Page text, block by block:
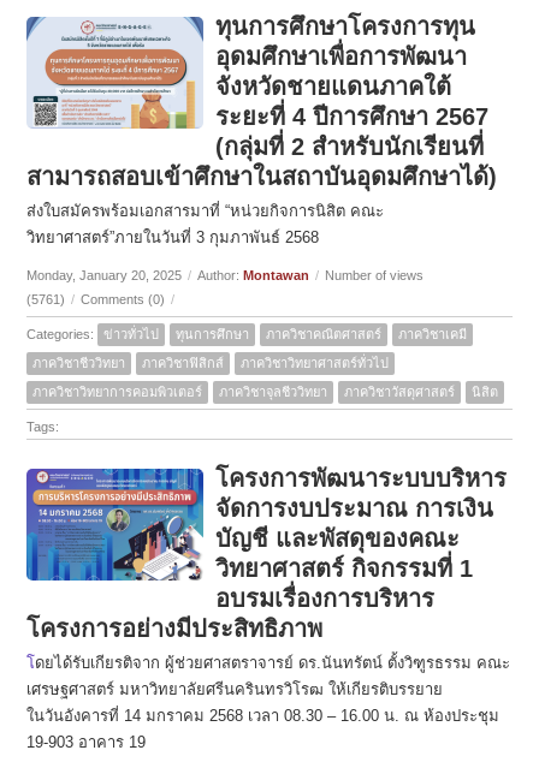
ทุนการศึกษาโครงการทุน
อุดมศึกษาเพื่อการพัฒนา
จังหวัดชายแดนภาคใต้
ระยะที่ 4 ปีการศึกษา 2567
(กลุ่มที่ 2 สำหรับนักเรียนที่
สามารถสอบเข้าศึกษาในสถาบันอุดมศึกษาได้)
ส่งใบสมัครพร้อมเอกสารมาที่ “หน่วยกิจการนิสิต คณะ
วิทยาศาสตร์”ภายในวันที่ 3 กุมภาพันธ์ 2568
Monday, January 20, 2025 / Author:Montawan / Number of views
(5761) / Comments (0) /
Categories: ข่าวทั่วไป ทุนการศึกษา ภาควิชาคณิตศาสตร์
ภาควิชาเคมี
ภาควิชาชีววิทยา
ภาควิชาฟิสิกส์
ภาควิชาวิทยาศาสตร์ทั่วไป
ภาควิชาวิทยาการคอมพิวเตอร์
ภาควิชาจุลชีววิทยา ภาควิชาวัสดุศาสตร์ นิสิต
Tags:
โครงการพัฒนาระบบบริหาร
จัดการงบประมาณ การเงิน
บัญชี และพัสดุของคณะ
วิทยาศาสตร์ กิจกรรมที่ 1
อบรมเรื่องการบริหาร
โครงการอย่างมีประสิทธิภาพ
โดยได้รับเกียรติจาก ผู้ช่วยศาสตราจารย์ ดร.นันทรัตน์ ตั้งวิฑูรธรรม คณะ
เศรษฐศาสตร์ มหาวิทยาลัยศรีนครินทรวิโรฒ ให้เกียรติบรรยาย
ในวันอังคารที่ 14 มกราคม 2568 เวลา 08.30 – 16.00 น. ณ ห้องประชุม
19-903 อาคาร 19